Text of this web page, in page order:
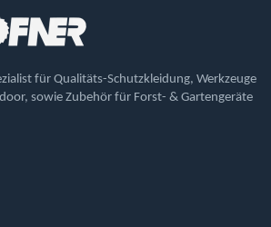
für Qualitäts-Schutzkleidung, Werkzeuge
sowie Zubehör für Forst- & Gartengeräte